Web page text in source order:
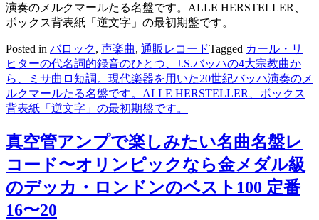
演奏のメルクマールたる名盤です。ALLE HERSTELLER、
ボックス背表紙「逆文字」の最初期盤です。
Posted in バロック, 声楽曲, 通販レコードTagged カール・リ
ヒターの代名詞的録音のひとつ、J.S.バッハの4大宗教曲か
ら、ミサ曲ロ短調。現代楽器を用いた20世紀バッハ演奏のメ
ルクマールたる名盤です。ALLE HERSTELLER、ボックス
背表紙「逆文字」の最初期盤です。
真空管アンプで楽しみたい名曲名盤レ
コード〜オリンピックなら金メダル級
のデッカ・ロンドンのベスト100 定番
16〜20